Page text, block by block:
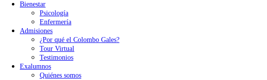
Bienestar
Psicología
Enfermería
Admisiones
¿Por qué el Colombo Gales?
Tour Virtual
Testimonios
Exalumnos
Quiénes somos